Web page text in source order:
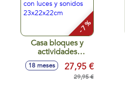
- 7 %
Casa bloques y
actividades
infantiles con luces
y sonidos
23x22x22cm
18 meses 27,95 €
29,95 €